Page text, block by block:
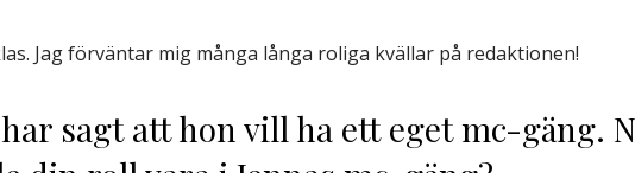
Jag förväntar mig många långa roliga kvällar på redaktionen!
har sagtatt hon vill ha ett eget mc-gäng.